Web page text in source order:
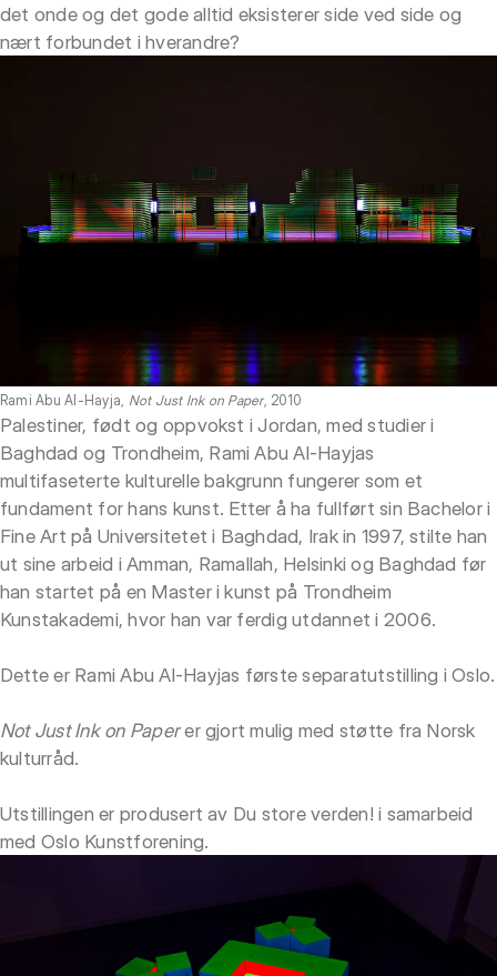
det onde og det gode alltid eksisterer side ved side og
nært forbundet i hverandre?
Rami Abu Al-Hayja, Not Just Ink on Paper, 2010
Palestiner, født og oppvokst i Jordan, med studier i
Baghdad og Trondheim, Rami Abu Al-Hayjas
multifaseterte kulturelle bakgrunn fungerer som et
fundament for hans kunst. Etter å ha fullført sin Bachelor i
Fine Art på Universitetet i Baghdad, Irak in 1997, stilte han
ut sine arbeid i Amman, Ramallah, Helsinki og Baghdad før
han startet på en Master i kunst på Trondheim
Kunstakademi, hvor han var ferdig utdannet i 2006.
Dette er Rami Abu Al-Hayjas første separatutstilling i Oslo.
Not Just Ink on Paperer gjort mulig med støtte fra Norsk
kulturråd.
Utstillingen er produsert av Du store verden! i samarbeid
med Oslo Kunstforening.